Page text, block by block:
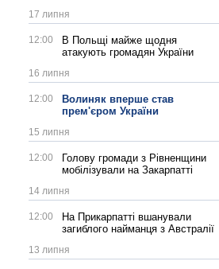
17 липня
12:00
В Польщі майже щодня
атакують громадян України
16 липня
12:00
Волиняк вперше став
прем'єром України
15 липня
12:00
Голову громади з Рівненщини
мобілізували на Закарпатті
14 липня
12:00
На Прикарпатті вшанували
загиблого найманця з Австралії
13 липня